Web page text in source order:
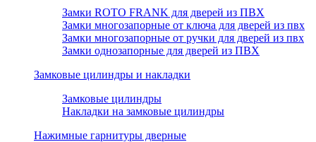
Замки ROTO FRANK для дверей из ПВХ
Замки многозапорные от ключа для дверей из пвх
Замки многозапорные от ручки для дверей из пвх
Замки однозапорные для дверей из ПВХ
Замковые цилиндры и накладки
Замковые цилиндры
Накладки на замковые цилиндры
Нажимные гарнитуры дверные